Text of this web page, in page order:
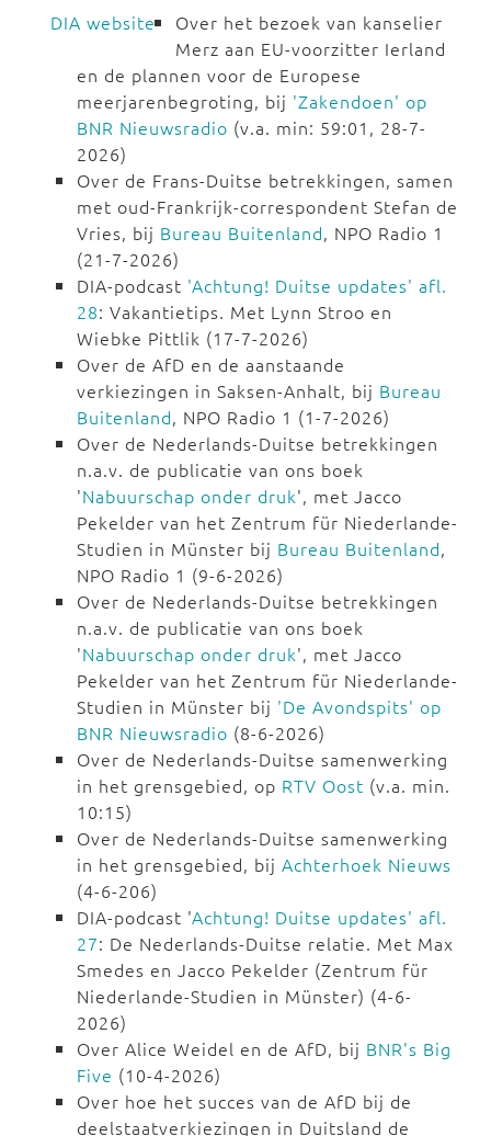
DIA website
Over het bezoek van kanselier
Merz aan EU-voorzitter Ierland
en de plannen voor de Europese
meerjarenbegroting, bij 'Zakendoen' op
BNR Nieuwsradio (v.a. min: 59:01, 28-7-
2026)
Over de Frans-Duitse betrekkingen, samen
met oud-Frankrijk-correspondent Stefan de
Vries, bij Bureau Buitenland, NPO Radio 1
(21-7-2026)
DIA-podcast 'Achtung! Duitse updates' afl.
28: Vakantietips. Met Lynn Stroo en
Wiebke Pittlik (17-7-2026)
Over de AfD en de aanstaande
verkiezingen in Saksen-Anhalt, bij Bureau
Buitenland, NPO Radio 1 (1-7-2026)
Over de Nederlands-Duitse betrekkingen
n.a.v. de publicatie van ons boek
'Nabuurschap onder druk', met Jacco
Pekelder van het Zentrum für Niederlande-
Studien in Münster bij Bureau Buitenland,
NPO Radio 1 (9-6-2026)
Over de Nederlands-Duitse betrekkingen
n.a.v. de publicatie van ons boek
'Nabuurschap onder druk', met Jacco
Pekelder van het Zentrum für Niederlande-
Studien in Münster bij 'De Avondspits' op
BNR Nieuwsradio (8-6-2026)
Over de Nederlands-Duitse samenwerking
in het grensgebied, op RTV Oost (v.a. min.
10:15)
Over de Nederlands-Duitse samenwerking
in het grensgebied, bij Achterhoek Nieuws
(4-6-206)
DIA-podcast 'Achtung! Duitse updates' afl.
27: De Nederlands-Duitse relatie. Met Max
Smedes en Jacco Pekelder (Zentrum für
Niederlande-Studien in Münster) (4-6-
2026)
Over Alice Weidel en de AfD, bij BNR's Big
Five (10-4-2026)
Over hoe het succes van de AfD bij de
deelstaatverkiezingen in Duitsland de